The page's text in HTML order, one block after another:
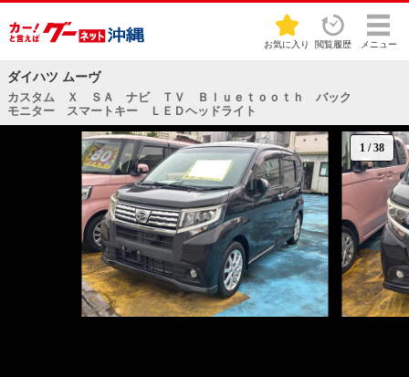
お気に入り 閲覧履歴 メニュー
ダイハツ ムーヴ
カスタム Ｘ ＳＡ ナビ ＴＶ Ｂｌｕｅｔｏｏｔｈ バック
モニター スマートキー ＬＥＤヘッドライト
1 /38